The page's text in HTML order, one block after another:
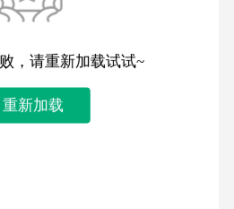
，请重新加载试试~
重新加载